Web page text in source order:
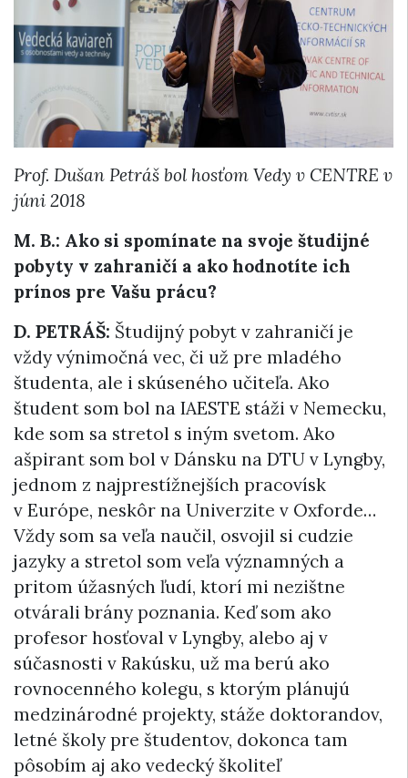
Prof. Dušan Petráš bol hosťom Vedy v CENTRE v
júni 2018
M. B.: Ako si spomínate na svoje študijné
pobyty v zahraničí a ako hodnotíte ich
prínos pre Vašu prácu?
D. PETRÁŠ: Študijný pobyt v zahraničí je
vždy výnimočná vec, či už pre mladého
študenta, ale i skúseného učiteľa. Ako
študent som bol na IAESTE stáži v Nemecku,
kde som sa stretol s iným svetom. Ako
ašpirant som bol v Dánsku na DTU v Lyngby,
jednom z najprestížnejších pracovísk
v Európe, neskôr na Univerzite v Oxforde…
Vždy som sa veľa naučil, osvojil si cudzie
jazyky a stretol som veľa významných a
pritom úžasných ľudí, ktorí mi nezištne
otvárali brány poznania. Keď som ako
profesor hosťoval v Lyngby, alebo aj v
súčasnosti v Rakúsku, už ma berú ako
rovnocenného kolegu, s ktorým plánujú
medzinárodné projekty, stáže doktorandov,
letné školy pre študentov, dokonca tam
pôsobím aj ako vedecký školiteľ